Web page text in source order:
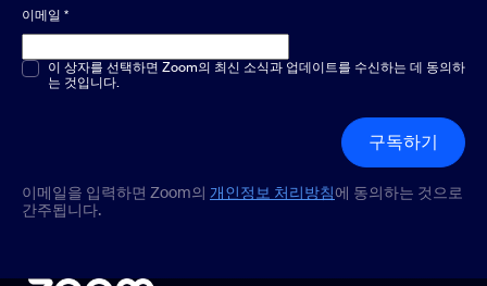
이메일 *
객관식 또는 단답형*
이 상자를 선택하면 Zoom의 최신 소식과 업데이트를 수신하는 데 동의하
는 것입니다.
구독하기
이메일을 입력하면 Zoom의 개인정보 처리방침에 동의하는 것으로
간주됩니다.